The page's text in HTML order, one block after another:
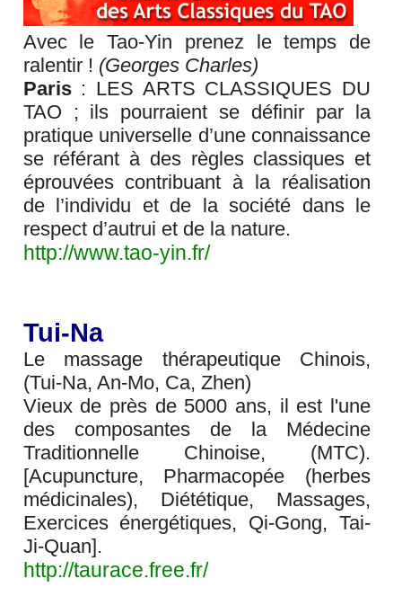
Avec le Tao-Yin prenez le temps de
ralentir ! (Georges Charles)
Paris: LES ARTS CLASSIQUES DU
TAO ; ils pourraient se définir par la
pratique universelle d’une connaissance
se référant à des règles classiques et
éprouvées contribuant à la réalisation
de l’individu et de la société dans le
respect d’autrui et de la nature.
http://www.tao-yin.fr/
Tui-Na
Le massage thérapeutique Chinois,
(Tui-Na, An-Mo, Ca, Zhen)
Vieux de près de 5000 ans, il est l'une
des composantes de la Médecine
Traditionnelle Chinoise, (MTC).
[Acupuncture, Pharmacopée (herbes
médicinales), Diététique, Massages,
Exercices énergétiques, Qi-Gong, Tai-
Ji-Quan].
http://taurace.free.fr/